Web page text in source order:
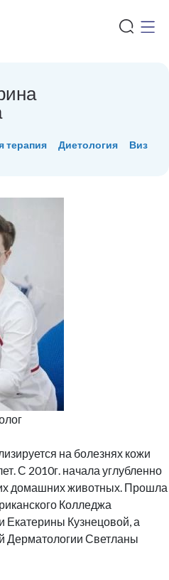
терапия Диетология
на болезнях кожи
С 2010г. начала углубленно
домашних животных. Прошла
Колледжа
Екатерины Кузнецовой, а
Дерматологии Светланы